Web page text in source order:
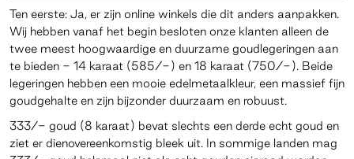
Ten eerste: Ja, er zijn online winkels die dit anders aanpakken.
Wij hebben vanaf het begin besloten onze klanten alleen de
twee meest hoogwaardige en duurzame goudlegeringen aan
te bieden - 14 karaat (585/-) en 18 karaat (750/-). Beide
legeringen hebben een mooie edelmetaalkleur, een massief fijn
goudgehalte en zijn bijzonder duurzaam en robuust.
333/- goud (8 karaat) bevat slechts een derde echt goud en
ziet er dienovereenkomstig bleek uit. In sommige landen mag